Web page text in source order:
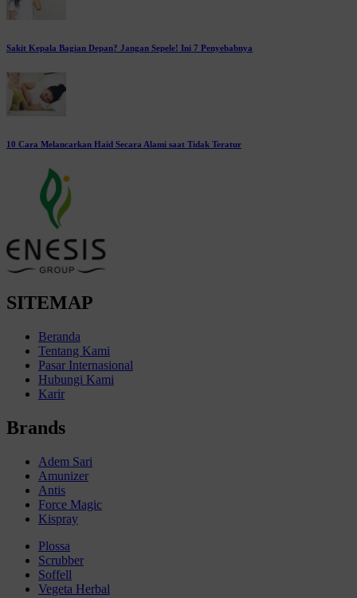
Sakit Kepala Bagian Depan? Jangan Sepele! Ini 7 Penyebabnya
10 Cara Melancarkan Haid Secara Alami saat Tidak Teratur
SITEMAP
Beranda
Tentang Kami
Pasar Internasional
Hubungi Kami
Karir
Brands
Adem Sari
Amunizer
Antis
Force Magic
Kispray
Plossa
Scrubber
Soffell
Vegeta Herbal